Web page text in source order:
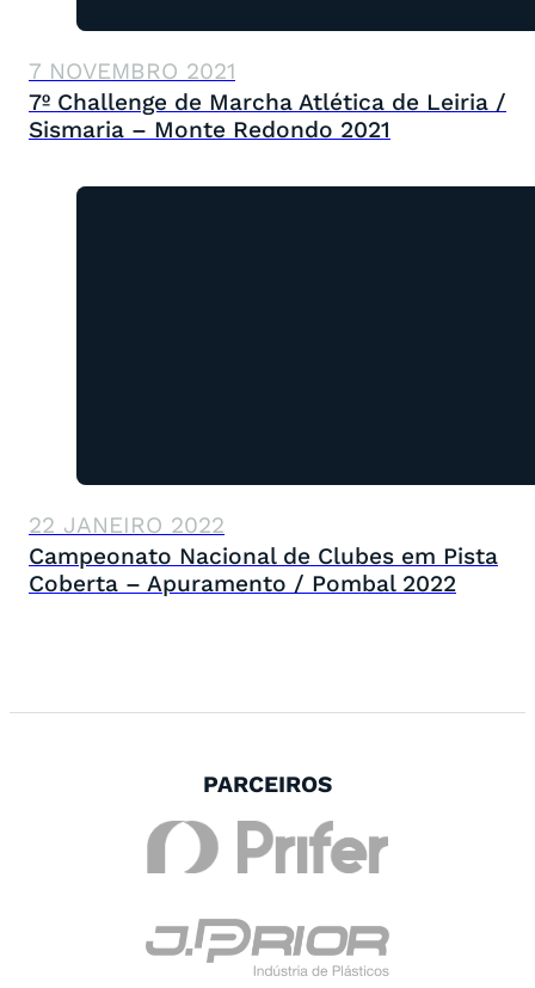
7 NOVEMBRO 2021
7º Challenge de Marcha Atlética de Leiria /
Sismaria – Monte Redondo 2021
22 JANEIRO 2022
Campeonato Nacional de Clubes em Pista
Coberta – Apuramento / Pombal 2022
PARCEIROS